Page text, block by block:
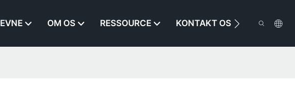
EVNE OM OS RESSOURCE KONTAKT OS